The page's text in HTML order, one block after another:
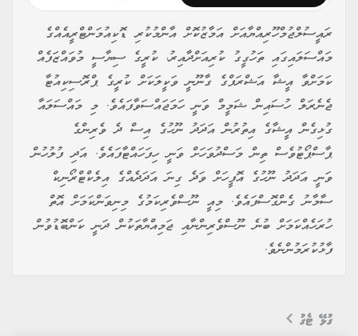
ރައީސުލްޖުމްހޫރިއްޔާއަށް އަމާޒުކޮށް އާންމުކުރި ޑޮކިއުމަންޓްރީއެއްގެ
މައްސަލައިގައި ތަހުގީގު ކުރިއަށްދާއިރު، ކުރީގެ ސިޔާސީ މުވައްޒަފެއް
ކަމަށްވާ އީޝާ އަޝްރަފްގެ ގާނޫނީ ވަކީލަކަށް ކުރީގެ ޕްރޮސިކިއުޓާ
ޖެނެރަލް ހުސައިން ޝަމީމް ވަނީ ހަމަޖައްސަވާފައެވެ. މި މައްސަލައާ
ގުޅިގެން އީޝާގެ އިތުރުން އަދަދު ނޫހުގެ އިސް ދެ ވެރިންގެ
ޕާސްޕޯޓުވެސް ތިން މަސްދުވަހަށް ވަނީ ހިފަހައްޓާފައެވެ. އަދި ފުލުހުން
ވަނީ އަދަދު ނޫހުގެ އޮފީހަށް ވަދެ ގިނަ އަދަދެއްގެ އިލެކްޓްރޯނިކް
ސާމާނު ގެންގޮސްފައެވެ. މިއީ ނޫސްވެރިކަމުގެ މިނިވަންކަމަށް އޮތް
ހުރަހެއްކަމަށް ބުނެ ނޫސްވެރިންނާއި ޖަމިއްޔާތަކުން ދަނީ ކަންބޮޑުވުން
ފާޅުކުރަމުންނެވެ.
ގުޅޭ ޓެގު